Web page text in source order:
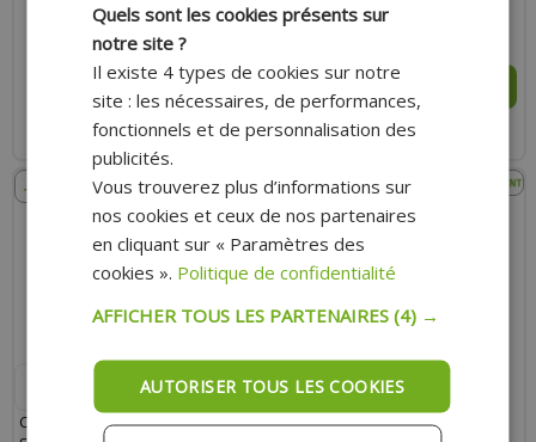
87.40 €
AJOUTER AU PANIER
Expédition Rapide Expédition Rapide
- 5%
MT HELMETS
CASQUE TRIAL MT HELMETS
KIT MAINS LIBRES ADAPTABLE
Quels sont les cookies présents sur
notre site ?
Il existe 4 types de cookies sur notre
site : les nécessaires, de performances,
fonctionnels et de personnalisation des
publicités.
Vous trouverez plus d’informations sur
nos cookies et ceux de nos partenaires
en cliquant sur « Paramètres des
cookies ». Politique de confidentialité
AFFICHER TOUS LES PARTENAIRES(4) →
AUTORISER TOUS LES COOKIES